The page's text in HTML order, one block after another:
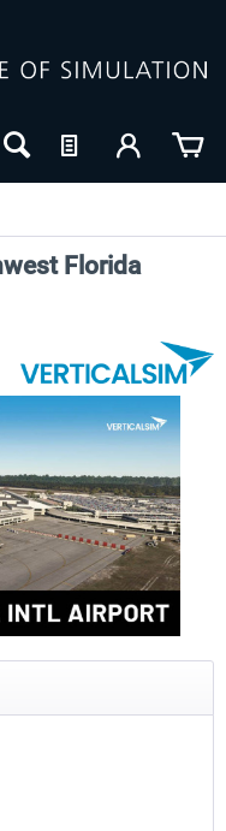
Aerosoft Airport
Florida